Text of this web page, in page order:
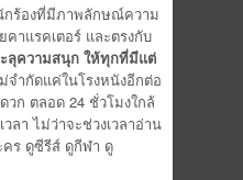
กร้องที่มีภาพลักษณ์ความ
าแรคเตอร์ และตรงกับ
ลุความสนุก ให้ทุกที่มีแต่
จำกัดแค่ในโรงหนังอีกต่อ
วก ตลอด 24 ชั่วโมงใกล้
า ไม่ว่าจะช่วงเวลาอ่าน
คร ดูซีรีส์ ดูกีฬา ดู